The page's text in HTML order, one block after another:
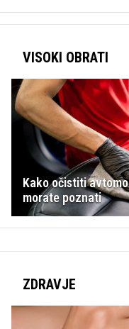
VISOKI OBRATI
Kako očistiti
morate poznati
ZDRAVJE